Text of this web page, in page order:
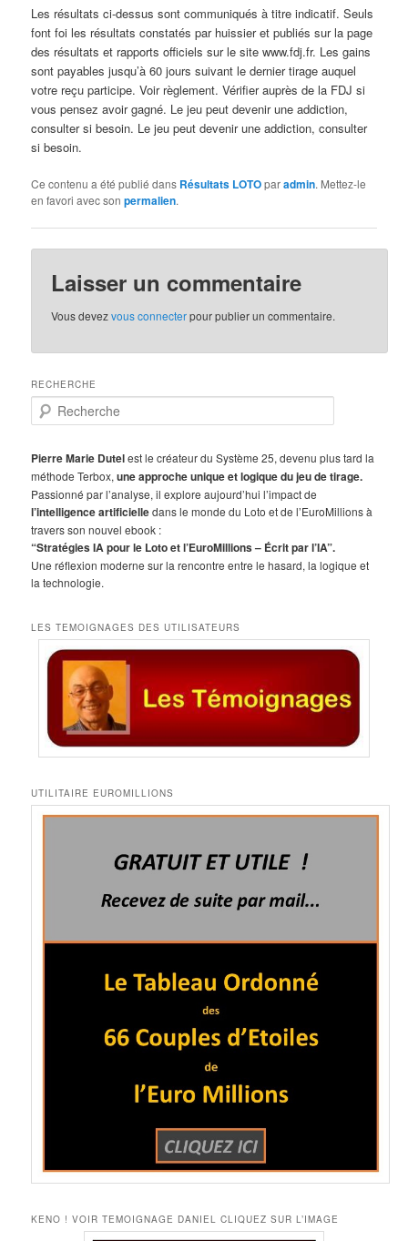
Les résultats ci-dessus sont communiqués à titre indicatif. Seuls
font foi les résultats constatés par huissier et publiés sur la page
des résultats et rapports officiels sur le site www.fdj.fr. Les gains
sont payables jusqu’à 60 jours suivant le dernier tirage auquel
votre reçu participe. Voir règlement. Vérifier auprès de la FDJ si
vous pensez avoir gagné. Le jeu peut devenir une addiction,
consulter si besoin. Le jeu peut devenir une addiction, consulter
si besoin.
Ce contenu a été publié dans Résultats LOTOparadmin. Mettez-le
en favori avec sonpermalien.
Laisser un commentaire
Vous devezvous connecterpour publier un commentaire.
RECHERCHE
e
h
e
r
c
h
e
Pierre Marie Dutelest le créateur du Système 25, devenu plus tard la
méthode Terbox,une approche unique et logique du jeu de tirage.
Passionné par l’analyse, il explore aujourd’hui l’impact de
l’intelligence artificielledans le monde du Loto et de l’EuroMillions à
travers son nouvel ebook :
“Stratégies IA pour le Loto et l’EuroMillions – Écrit par l’IA”.
Une réflexion moderne sur la rencontre entre le hasard, la logique et
la technologie.
LES TEMOIGNAGES DES UTILISATEURS
UTILITAIRE EUROMILLIONS
KENO ! VOIR TEMOIGNAGE DANIEL CLIQUEZ SUR L’IMAGE